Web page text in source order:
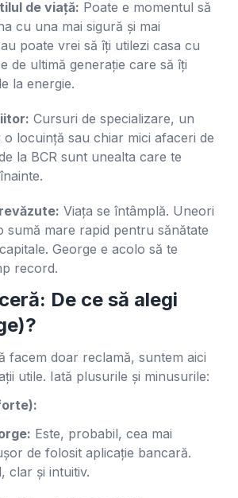
de viață: Poate e momentul să
cu una mai sigură și mai
poate vrei să îți utilezi casa cu
de ultimă generație care să îți
la energie.
Cursuri de specializare, un
locuință sau chiar mici afaceri de
la BCR sunt unealta care te
Viața se întâmplă. Uneori
sumă mare rapid pentru sănătate
George e acolo să te
record.
De ce să alegi
facem doar reclamă, suntem aici
utile. Iată plusurile și minusurile:
Este, probabil, cea mai
de folosit aplicație bancară.
clar și intuitiv.